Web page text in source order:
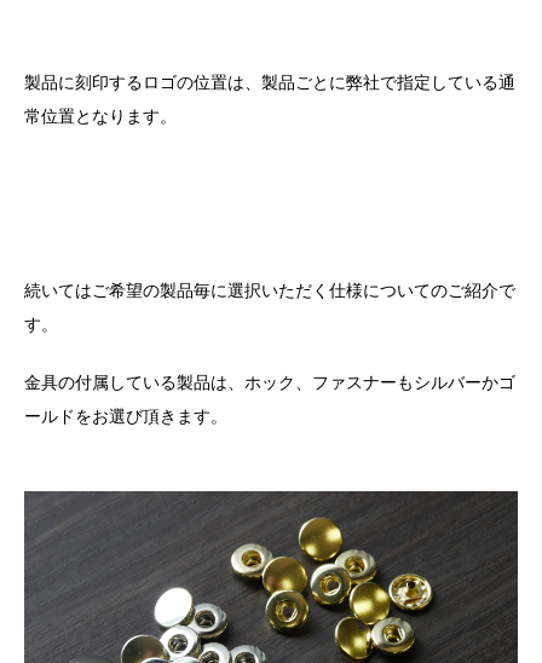
製品に刻印するロゴの位置は、製品ごとに弊社で指定している通
常位置となります。
続いてはご希望の製品毎に選択いただく仕様についてのご紹介で
す。
金具の付属している製品は、ホック、ファスナーもシルバーかゴ
ールドをお選び頂きます。